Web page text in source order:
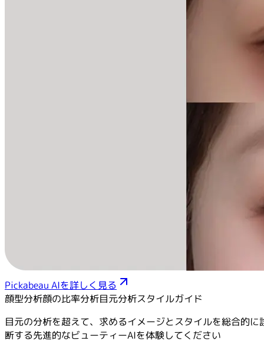
Pickabeau AIを詳しく見る
顔型分析顔の比率分析目元分析スタイルガイド
目元の分析を超えて、求めるイメージとスタイルを総合的に
断する先進的なビューティーAIを体験してください